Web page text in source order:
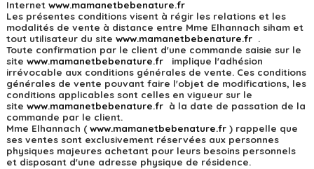
Internet www.mamanetbebenature.fr
Les présentes conditions visent à régir les relations et les
modalités de vente à distance entre Mme Elhannach siham et
tout utilisateur du site www.mamanetbebenature.fr .
Toute confirmation par le client d'une commande saisie sur le
site www.mamanetbebenature.fr implique l'adhésion
irrévocable aux conditions générales de vente. Ces conditions
générales de vente pouvant faire l'objet de modifications, les
conditions applicables sont celles en vigueur sur le
site www.mamanetbebenature.fr à la date de passation de la
commande par le client.
Mme Elhannach ( www.mamanetbebenature.fr ) rappelle que
ses ventes sont exclusivement réservées aux personnes
physiques majeures achetant pour leurs besoins personnels
et disposant d'une adresse physique de résidence.